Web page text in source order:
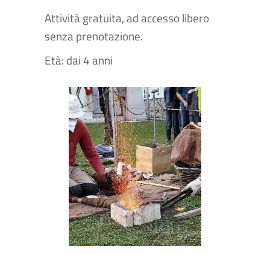
Attività gratuita, ad accesso libero
senza prenotazione.
Età: dai 4 anni